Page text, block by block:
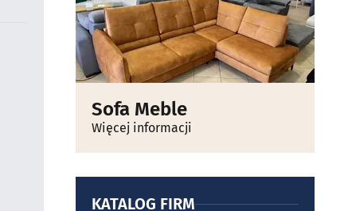
Sofa Meble
Więcej informacji
KATALOG FIRM